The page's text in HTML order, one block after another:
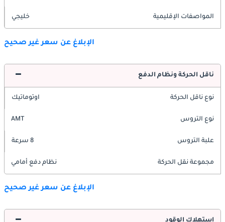
المواصفات الإقليمية خليجي
الإبلاغ عن سعر غير صحيح
ناقل الحركة ونظام الدفع
نوع ناقل الحركة اوتوماتيك
نوع التروس AMT
علبة التروس 8 سرعة
مجموعة نقل الحركة نظام دفع أمامي
الإبلاغ عن سعر غير صحيح